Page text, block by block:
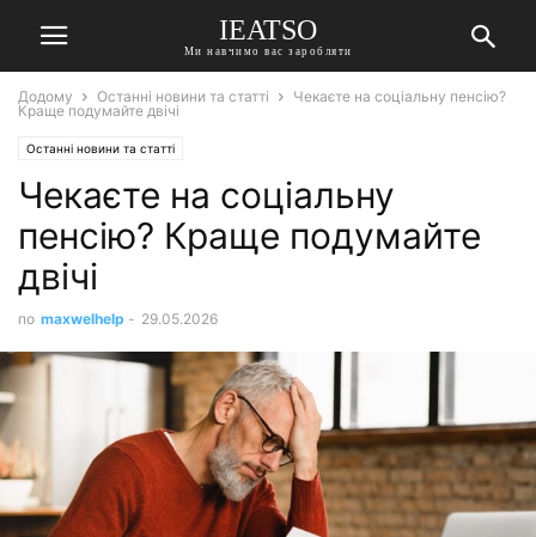
IEATSO
Ми навчимо вас заробляти
Додому Останні новини та статті
Чекаєте на соціальну пенсію?
Краще подумайте двічі
Останні новини та статті
Чекаєте на соціальну
пенсію? Краще подумайте
двічі
по maxwelhelp - 29.05.2026